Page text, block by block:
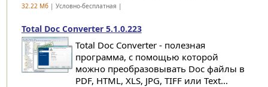
32.22 Мб| Условно-бесплатная |
Total Doc Converter 5.1.0.223
Total Doc Converter - полезная
программа, с помощью которой
можно преобразовывать Doc файлы в
PDF, HTML, XLS, JPG, TIFF или Text...